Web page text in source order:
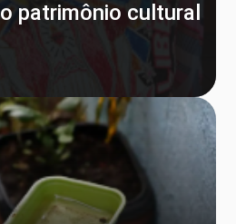
patrimônio cultural